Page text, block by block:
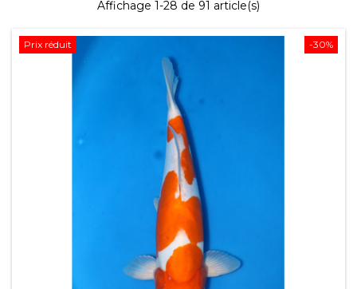
Affichage 1-28 de 91 article(s)
-30%
Prix réduit